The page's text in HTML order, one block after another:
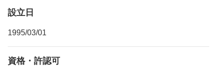
設立日
1995/03/01
資格・許認可